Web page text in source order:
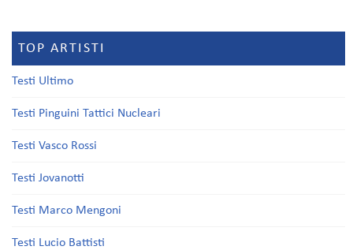
TOP ARTISTI
Testi Ultimo
Testi Pinguini Tattici Nucleari
Testi Vasco Rossi
Testi Jovanotti
Testi Marco Mengoni
Testi Lucio Battisti